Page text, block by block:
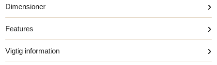
Dimensioner ›
Features ›
Vigtig information ›